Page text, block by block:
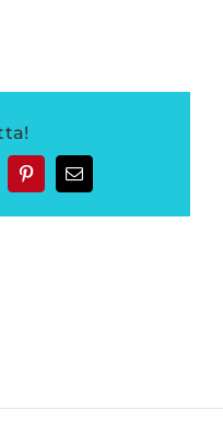
Pinterest
E-
post